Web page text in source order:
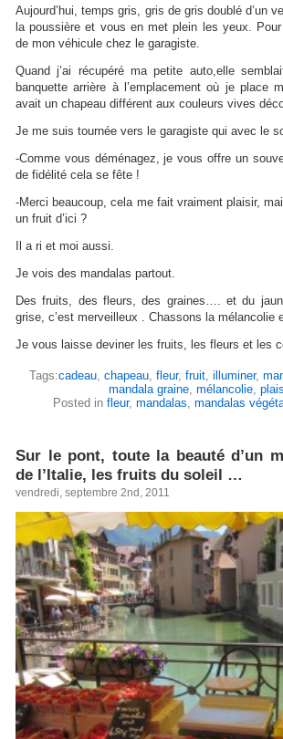
Aujourd’hui, temps gris, gris de gris doublé d’un
la poussière et vous en met plein les yeux.
de mon véhicule chez le garagiste.
Quand j’ai récupéré ma petite auto,elle
banquette arrière à l’emplacement où je place
avait un chapeau différent aux couleurs vives
Je me suis tournée vers le garagiste qui avec le
-Comme vous déménagez, je vous offre un
de fidélité cela se fête !
-Merci beaucoup, cela me fait vraiment plaisir,
un fruit d’ici ?
Il a ri et moi aussi.
Je vois des mandalas partout.
Des fruits, des fleurs, des graines…. et du
grise, c’est merveilleux . Chassons la mélancolie
Je vous laisse deviner les fruits, les fleurs et les
Tags:cadeau chapeau fleur, fruit illuminer,
mandala graine mélancolie
Posted in fleur, mandalas mandalas
Sur le pont, toute la beauté d’un
de l’Italie, les fruits du soleil …
vendredi, septembre 2nd, 2011